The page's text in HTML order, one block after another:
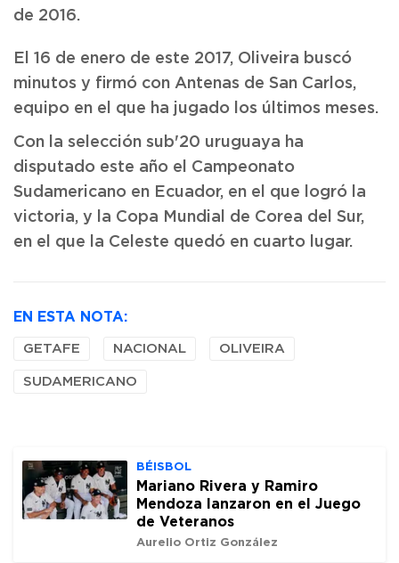
de 2016.
El 16 de enero de este 2017, Oliveira buscó
minutos y firmó con Antenas de San Carlos,
equipo en el que ha jugado los últimos meses.
Con la selección sub'20 uruguaya ha
disputado este año el Campeonato
Sudamericano en Ecuador, en el que logró la
victoria, y la Copa Mundial de Corea del Sur,
en el que la Celeste quedó en cuarto lugar.
EN ESTA NOTA:
GETAFE NACIONAL OLIVEIRA
SUDAMERICANO
BÉISBOL
Mariano Rivera y Ramiro
Mendoza lanzaron en el Juego
de Veteranos
Aurelio Ortiz González